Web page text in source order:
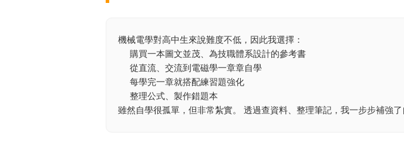
機械電學對高中生來說難度不低，因此我選擇：
購買一本圖文並茂、為技職體系設計的參考書
從直流、交流到電磁學一章章自學
每學完一章就搭配練習題強化
整理公式、製作錯題本
雖然自學很孤單，但非常紮實。 透過查資料、整理筆記，我一步步補強了